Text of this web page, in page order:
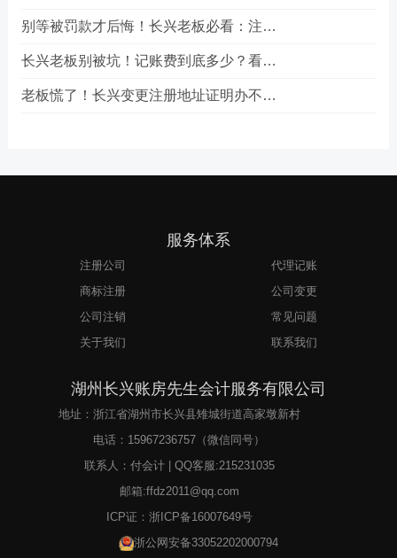
别等被罚款才后悔！长兴老板必看：注册公司到底该选哪条路？
长兴老板别被坑！记账费到底多少？看完这篇省下一半冤枉钱
老板慌了！长兴变更注册地址证明办不下来？别急，这招能救场
服务体系
注册公司
代理记账
商标注册
公司变更
公司注销
常见问题
关于我们
联系我们
湖州长兴账房先生会计服务有限公司
地址：浙江省湖州市长兴县雉城街道高家墩新村
电话： 15967236757 （微信同号）
联系人：付会计 | QQ客服:215231035
邮箱:ffdz2011@qq.com
ICP证： 浙ICP备16007649号
浙公网安备33052202000794